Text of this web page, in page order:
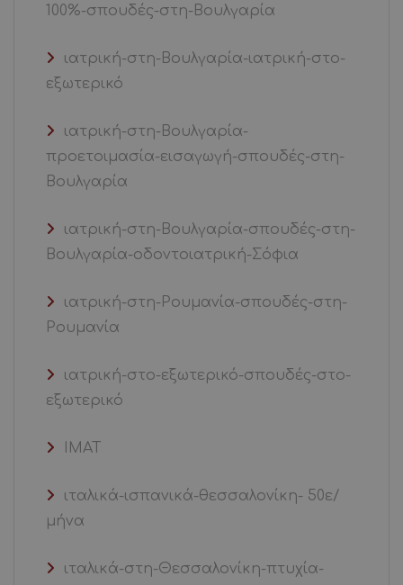
100%-σπουδές-στη-Βουλγαρία
ιατρική-στη-Βουλγαρία-ιατρική-στο-
εξωτερικό
ιατρική-στη-Βουλγαρία-
προετοιμασία-εισαγωγή-σπουδές-στη-
Βουλγαρία
ιατρική-στη-Βουλγαρία-σπουδές-στη-
Βουλγαρία-οδοντοιατρική-Σόφια
ιατρική-στη-Ρουμανία-σπουδές-στη-
Ρουμανία
ιατρική-στο-εξωτερικό-σπουδές-στο-
εξωτερικό
ΙΜΑΤ
ιταλικά-ισπανικά-θεσσαλονίκη- 50ε/
μήνα
ιταλικά-στη-Θεσσαλονίκη-πτυχία-